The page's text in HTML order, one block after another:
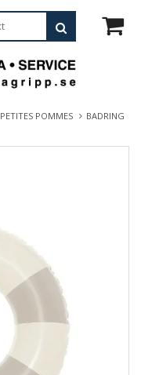
PETITES POMMES
BADRING